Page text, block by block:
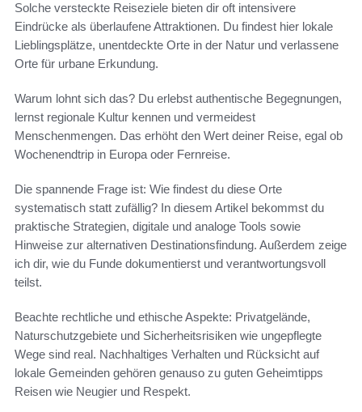
Solche versteckte Reiseziele bieten dir oft intensivere
Eindrücke als überlaufene Attraktionen. Du findest hier lokale
Lieblingsplätze, unentdeckte Orte in der Natur und verlassene
Orte für urbane Erkundung.
Warum lohnt sich das? Du erlebst authentische Begegnungen,
lernst regionale Kultur kennen und vermeidest
Menschenmengen. Das erhöht den Wert deiner Reise, egal ob
Wochenendtrip in Europa oder Fernreise.
Die spannende Frage ist: Wie findest du diese Orte
systematisch statt zufällig? In diesem Artikel bekommst du
praktische Strategien, digitale und analoge Tools sowie
Hinweise zur alternativen Destinationsfindung. Außerdem zeige
ich dir, wie du Funde dokumentierst und verantwortungsvoll
teilst.
Beachte rechtliche und ethische Aspekte: Privatgelände,
Naturschutzgebiete und Sicherheitsrisiken wie ungepflegte
Wege sind real. Nachhaltiges Verhalten und Rücksicht auf
lokale Gemeinden gehören genauso zu guten Geheimtipps
Reisen wie Neugier und Respekt.